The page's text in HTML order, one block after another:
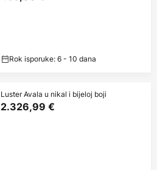
Rok isporuke: 6 - 10 dana
Luster Avala u nikal i bijeloj boji
2.326,99 €